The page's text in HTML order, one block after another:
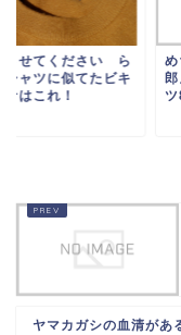
させてください ら
シャツに似てたビキ
ナはこれ！
ツ
ヤマカガシの血清があ